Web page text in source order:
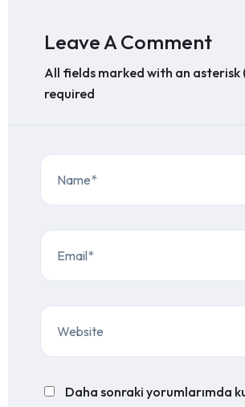
Leave A Comment
All fields marked with an asterisk
required
Daha sonraki yorumlarımda